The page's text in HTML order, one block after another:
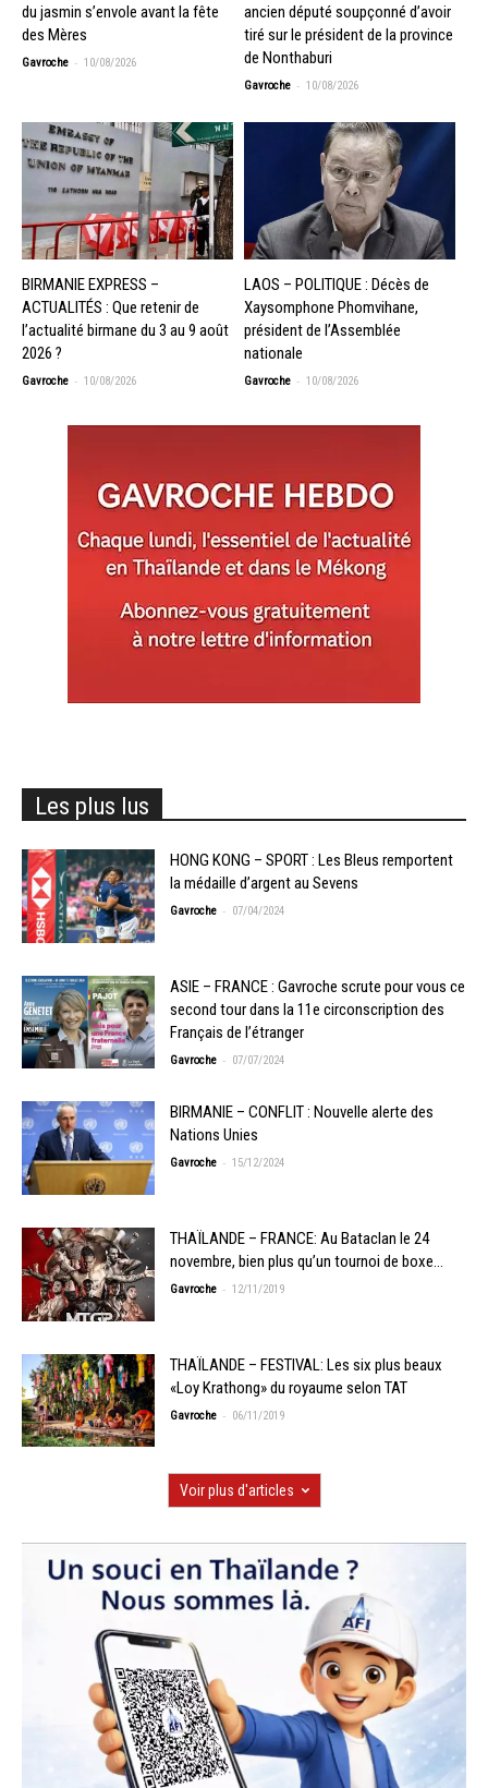
du jasmin s’envole avant la fête
des Mères
Gavroche - 10/08/2026
ancien député soupçonné d’avoir
tiré sur le président de la province
de Nonthaburi
Gavroche - 10/08/2026
BIRMANIE EXPRESS –
ACTUALITÉS : Que retenir de
l’actualité birmane du 3 au 9 août
2026 ?
Gavroche - 10/08/2026
LAOS – POLITIQUE : Décès de
Xaysomphone Phomvihane,
président de l’Assemblée
nationale
Gavroche - 10/08/2026
Les plus lus
HONG KONG – SPORT : Les Bleus remportent
la médaille d’argent au Sevens
Gavroche - 07/04/2024
ASIE – FRANCE : Gavroche scrute pour vous ce
second tour dans la 11e circonscription des
Français de l’étranger
Gavroche - 07/07/2024
BIRMANIE – CONFLIT : Nouvelle alerte des
Nations Unies
Gavroche - 15/12/2024
THAÏLANDE – FRANCE: Au Bataclan le 24
novembre, bien plus qu’un tournoi de boxe…
Gavroche - 12/11/2019
THAÏLANDE – FESTIVAL: Les six plus beaux
«Loy Krathong» du royaume selon TAT
Gavroche - 06/11/2019
Voir plus d'articles